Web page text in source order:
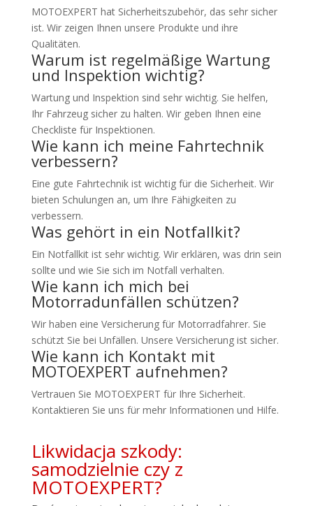
MOTOEXPERT hat Sicherheitszubehör, das sehr sicher
ist. Wir zeigen Ihnen unsere Produkte und ihre
Qualitäten.
Warum ist regelmäßige Wartung
und Inspektion wichtig?
Wartung und Inspektion sind sehr wichtig. Sie helfen,
Ihr Fahrzeug sicher zu halten. Wir geben Ihnen eine
Checkliste für Inspektionen.
Wie kann ich meine Fahrtechnik
verbessern?
Eine gute Fahrtechnik ist wichtig für die Sicherheit. Wir
bieten Schulungen an, um Ihre Fähigkeiten zu
verbessern.
Was gehört in ein Notfallkit?
Ein Notfallkit ist sehr wichtig. Wir erklären, was drin sein
sollte und wie Sie sich im Notfall verhalten.
Wie kann ich mich bei
Motorradunfällen schützen?
Wir haben eine Versicherung für Motorradfahrer. Sie
schützt Sie bei Unfällen. Unsere Versicherung ist sicher.
Wie kann ich Kontakt mit
MOTOEXPERT aufnehmen?
Vertrauen Sie MOTOEXPERT für Ihre Sicherheit.
Kontaktieren Sie uns für mehr Informationen und Hilfe.
Likwidacja szkody:
samodzielnie czy z
MOTOEXPERT?